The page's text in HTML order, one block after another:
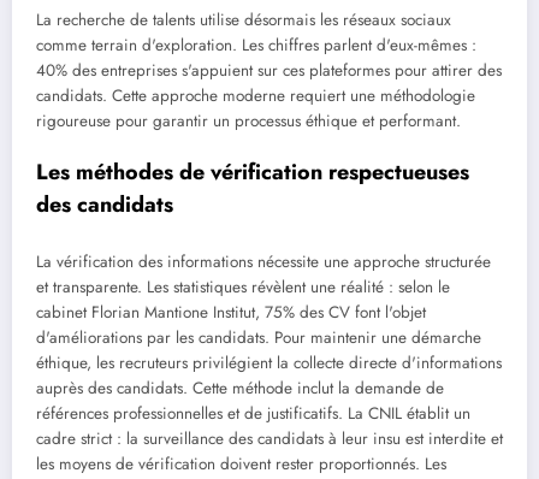
La recherche de talents utilise désormais les réseaux sociaux
comme terrain d'exploration. Les chiffres parlent d'eux-mêmes :
40% des entreprises s'appuient sur ces plateformes pour attirer des
candidats. Cette approche moderne requiert une méthodologie
rigoureuse pour garantir un processus éthique et performant.
Les méthodes de vérification respectueuses
des candidats
La vérification des informations nécessite une approche structurée
et transparente. Les statistiques révèlent une réalité : selon le
cabinet Florian Mantione Institut, 75% des CV font l'objet
d'améliorations par les candidats. Pour maintenir une démarche
éthique, les recruteurs privilégient la collecte directe d'informations
auprès des candidats. Cette méthode inclut la demande de
références professionnelles et de justificatifs. La CNIL établit un
cadre strict : la surveillance des candidats à leur insu est interdite et
les moyens de vérification doivent rester proportionnés. Les